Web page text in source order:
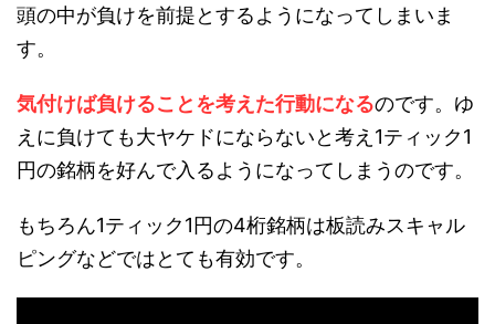
頭の中が負けを前提とするようになってしまいま
す。
気付けば負けることを考えた行動になるのです。ゆ
えに負けても大ヤケドにならないと考え1ティック1
円の銘柄を好んで入るようになってしまうのです。
もちろん1ティック1円の4桁銘柄は板読みスキャル
ピングなどではとても有効です。